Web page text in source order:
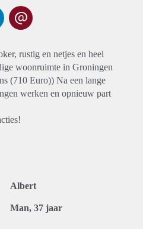
rustig en netjes en heel
woonruimte in Groningen
(710 Euro)) Na een lange
werken en opnieuw part
Albert
Man, 37 jaar